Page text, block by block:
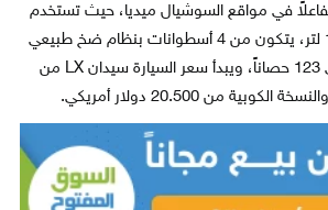
تفاعلاً في مواقع السوشيال ميديا، حيث تستخدم
السيارة محركاً بسعة 1.6 لتر، يتكون من 4 أسطوانات بنظام ضخ طبيعي
للوقود وبقوة تصل إلى 123 حصاناً، ويبدأ سعر السيارة سيدان LX من